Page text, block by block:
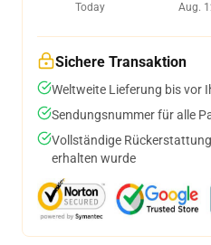
Today
Aug.
Sichere Transaktion
Weltweite Lieferung bis vor
Sendungsnummer für alle
Vollständige
erhalten wurde